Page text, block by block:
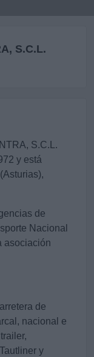
S.C.L.
S.C.L.
y está
de
Nacional
asociación
de
nacional e
y